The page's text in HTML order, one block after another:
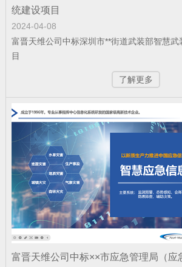
捷报！富晋天维海军某部军舰
平台顺利通过验收
赋能“东数西算” 筑就丝路算
晋天维承建的新疆某…
公司新闻| 2025-12-11
科技赋能强军 屡创中标佳
天维公司连续斩获多项…
公司新闻| 2025-12-09
统建设项目
2024-04-08
富晋天维公司中标深圳市**街道武装部智慧武
目
了解更多
富晋天维公司中标××市应急管理局（应